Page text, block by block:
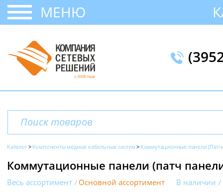
МЕНЮ
Каталог Компоненты медных кабельных систем Коммутационные панели
Коммутационные панели (патч
Весь ассортимент Основной ассортимент В наличии